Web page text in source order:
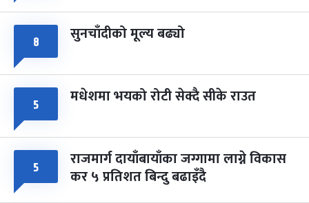
८ सुनचाँदीको मूल्य बढ्यो
५ मधेशमा भयको रोटी सेक्दै सीके राउत
५ राजमार्ग दायाँबायाँका जग्गामा लाग्ने विकास
कर ५ प्रतिशत बिन्दु बढाइँदै